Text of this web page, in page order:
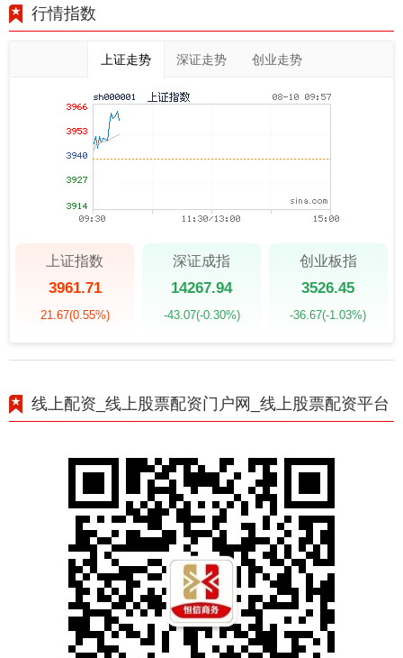
行情指数
上证走势 深证走势 创业走势
上证指数
3961.71
21.67(0.55%)
深证成指
14267.94
-43.07(-0.30%)
创业板指
3526.45
-36.67(-1.03%)
线上配资_线上股票配资门户网_线上股票配资平台